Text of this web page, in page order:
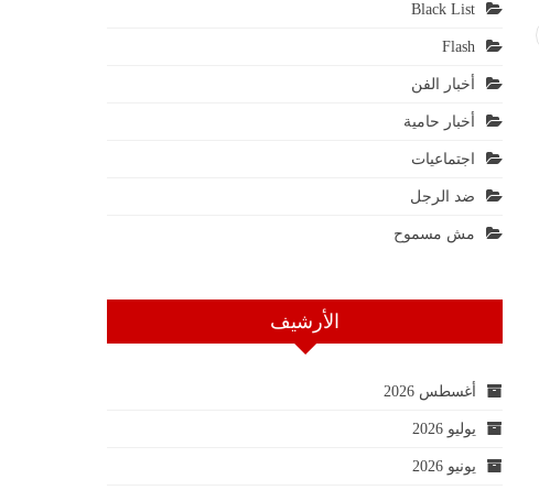
Black List
Flash
أخبار الفن
أخبار حامية
اجتماعيات
ضد الرجل
مش مسموح
الأرشيف
أغسطس 2026
يوليو 2026
يونيو 2026